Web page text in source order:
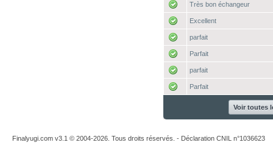
Très bon échangeur
Excellent
parfait
Parfait
parfait
Parfait
Voir toutes
Finalyugi.com v3.1 © 2004-2026. Tous droits réservés. - Déclaration CNIL n°1036623